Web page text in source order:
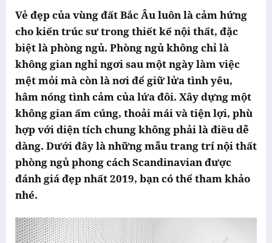
Vẻ đẹp của vùng đất Bắc Âu luôn là cảm hứng
cho kiến trúc sư trong thiết kế nội thất, đặc
biệt là phòng ngủ. Phòng ngủ không chỉ là
không gian nghỉ ngơi sau một ngày làm việc
mệt mỏi mà còn là nơi để giữ lửa tình yêu,
hâm nóng tình cảm của lứa đôi. Xây dựng một
không gian ấm cúng, thoải mái và tiện lợi, phù
hợp với diện tích chung không phải là điều dễ
dàng. Dưới đây là những mẫu trang trí nội thất
phòng ngủ phong cách Scandinavian được
đánh giá đẹp nhất 2019, bạn có thể tham khảo
nhé.